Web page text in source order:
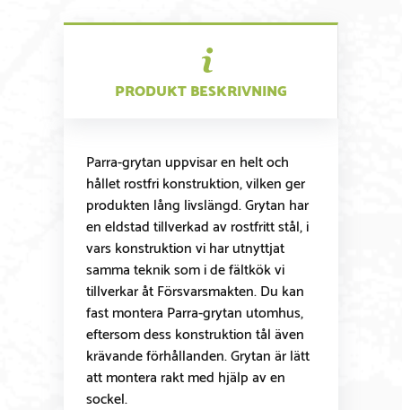
PRODUKT BESKRIVNING
Parra-grytan uppvisar en helt och
hållet rostfri konstruktion, vilken ger
produkten lång livslängd. Grytan har
en eldstad tillverkad av rostfritt stål, i
vars konstruktion vi har utnyttjat
samma teknik som i de fältkök vi
tillverkar åt Försvarsmakten. Du kan
fast montera Parra-grytan utomhus,
eftersom dess konstruktion tål även
krävande förhållanden. Grytan är lätt
att montera rakt med hjälp av en
sockel.